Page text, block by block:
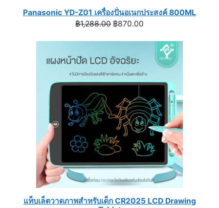
Panasonic YD-Z01 เครื่องปั่นอเนกประสงค์ 800ML
฿1,288.00 Original
฿1,288.00.
฿870.00
฿870.00.
แท็บเล็ตวาดภาพสำหรับเด็ก CR2025 LCD Drawing